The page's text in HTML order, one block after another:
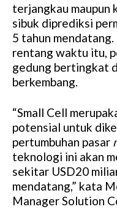
terjangkau maupun
sibuk diprediksi
5 tahun
rentang waktu itu,
gedung bertingkat
berkembang.
“Small Cell
potensial untuk
pertumbuhan pasar
teknologi ini akan
sekitar USD20
mendatang,” kata
Manager Solution